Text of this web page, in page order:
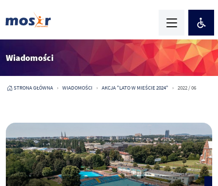
Wiadomości
STRONA GŁÓWNA WIADOMOŚCI AKCJA "LATO W MIEŚCIE 2024" 2022 / 06